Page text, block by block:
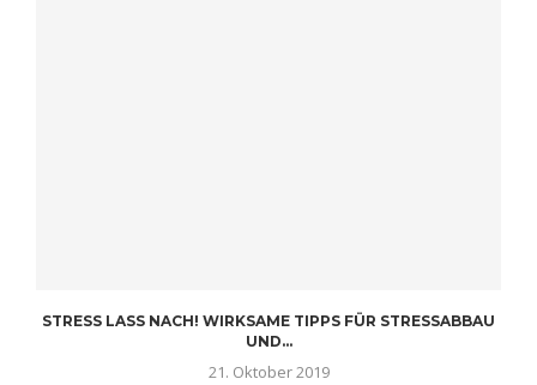
STRESS LASS NACH! WIRKSAME TIPPS FÜR STRESSABBAU
UND...
21. Oktober 2019